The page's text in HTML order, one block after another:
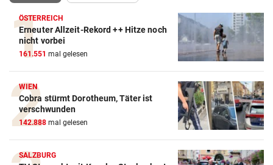
ÖSTERREICH
Erneuter Allzeit-Rekord ++ Hitze noch
nicht vorbei
161.551 mal gelesen
WIEN
Cobra stürmt Dorotheum, Täter ist
verschwunden
142.888 mal gelesen
SALZBURG